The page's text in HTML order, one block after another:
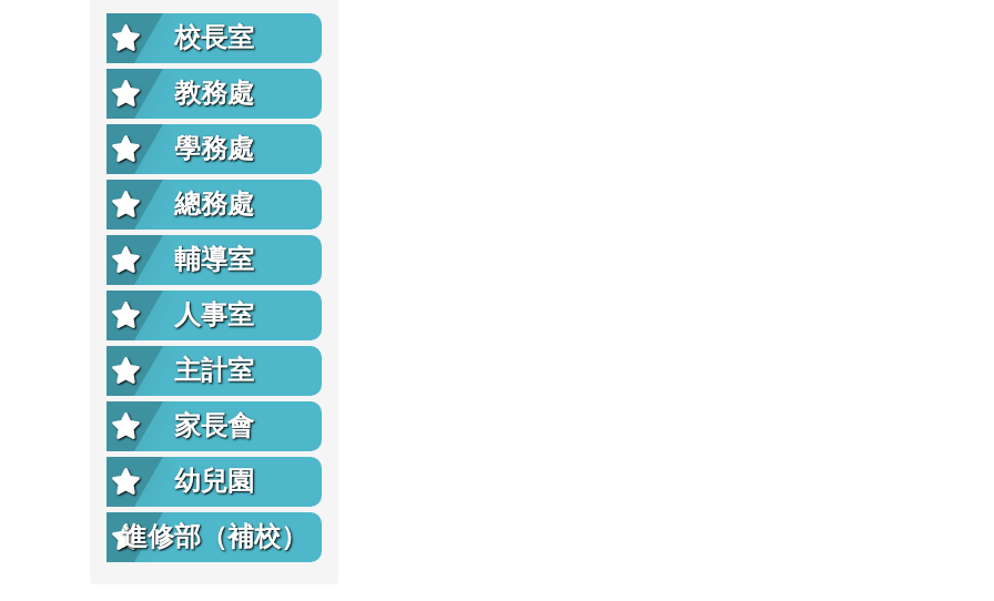
校長室
教務處
學務處
總務處
輔導室
人事室
主計室
家長會
幼兒園
進修部（補校）